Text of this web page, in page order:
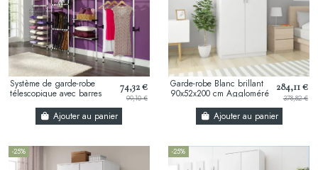
Système de garde-robe
télescopique avec barres
74,32 €
99,10 €
Ajouter au panier
Garde-robe Blanc brillant
90x52x200 cm Aggloméré
284,11 €
378,82 €
Ajouter au panier
-25% -25%